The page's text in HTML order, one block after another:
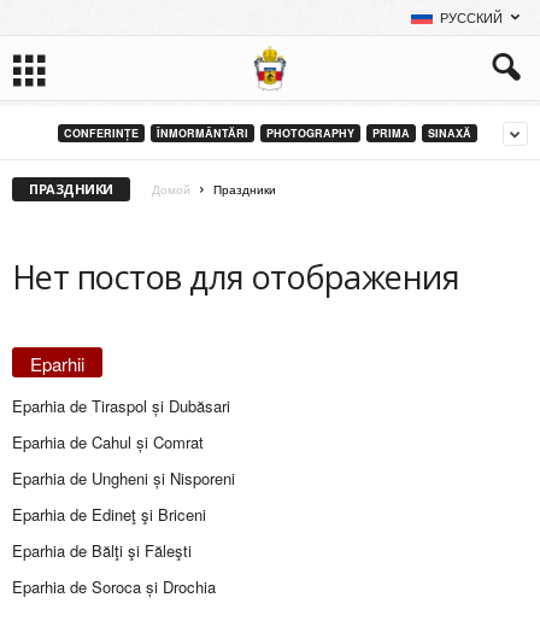
РУССКИЙ
CONFERINȚE ÎNMORMÂNTĂRI PHOTOGRAPHY PRIMA SINAXĂ
ПРАЗДНИКИ Домой Праздники
Нет постов для отображения
Eparhii
Eparhia de Tiraspol și Dubăsari
Eparhia de Cahul și Comrat
Eparhia de Ungheni și Nisporeni
Eparhia de Edineţ şi Briceni
Eparhia de Bălţi şi Făleşti
Eparhia de Soroca și Drochia